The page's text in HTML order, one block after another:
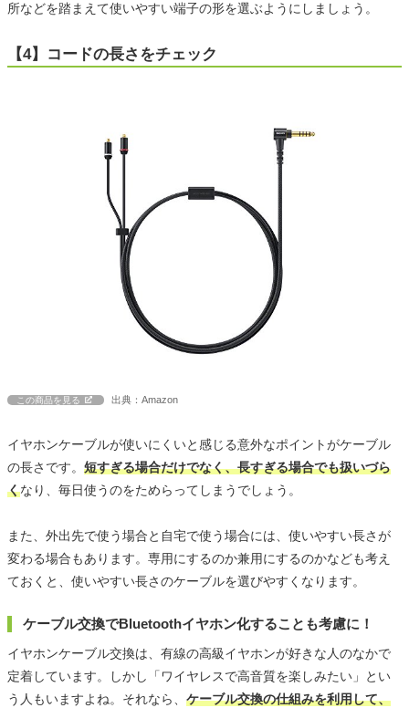
所などを踏まえて使いやすい端子の形を選ぶようにしましょう。
【4】コードの長さをチェック
この商品を見る 出典：Amazon
イヤホンケーブルが使いにくいと感じる意外なポイントがケーブル
の長さです。 短すぎる場合だけでなく、長すぎる場合でも扱いづら
くなり、毎日使うのをためらってしまうでしょう。
また、外出先で使う場合と自宅で使う場合には、使いやすい長さが
変わる場合もあります。専用にするのか兼用にするのかなども考え
ておくと、使いやすい長さのケーブルを選びやすくなります。
ケーブル交換でBluetoothイヤホン化することも考慮に！
イヤホンケーブル交換は、有線の高級イヤホンが好きな人のなかで
定着しています。しかし「ワイヤレスで高音質を楽しみたい」とい
う人もいますよね。それなら、 ケーブル交換の仕組みを利用して、